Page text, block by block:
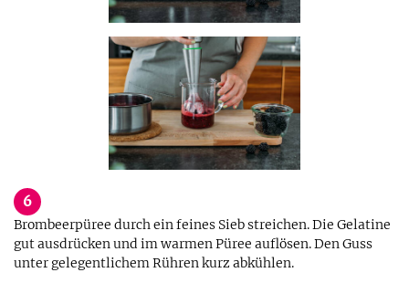
6
Brombeerpüree durch ein feines Sieb streichen. Die Gelatine
gut ausdrücken und im warmen Püree auflösen. Den Guss
unter gelegentlichem Rühren kurz abkühlen.